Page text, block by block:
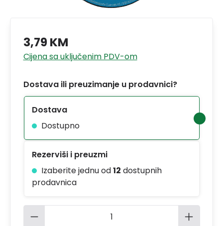
3,79 KM
Cijena sa uključenim PDV-om
Dostava ili preuzimanje u prodavnici?
Dostava
Dostupno
Rezerviši i preuzmi
Izaberite jednu od12 dostupnih
prodavnica
Količina proizvoda: Unesite